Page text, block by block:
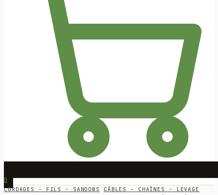
0
CORDAGES - FILS - SANDOWS
CÂBLES - CHAÎNES - LEVAGE